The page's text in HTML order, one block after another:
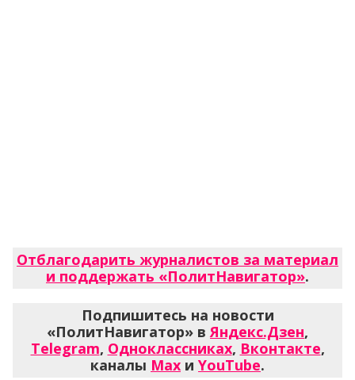
Отблагодарить журналистов за материал
и поддержать «ПолитНавигатор».
Подпишитесь на новости
«ПолитНавигатор» вЯндекс.Дзен,
Telegram, Одноклассниках, Вконтакте,
каналы Max и YouTube.